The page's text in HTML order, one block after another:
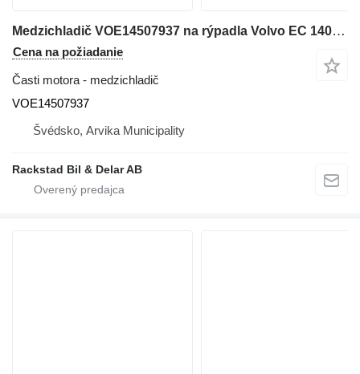
Medzichladič VOE14507937 na rýpadla Volvo EC 140 B LC
Cena na požiadanie
Časti motora - medzichladič
VOE14507937
Švédsko, Arvika Municipality
Rackstad Bil & Delar AB